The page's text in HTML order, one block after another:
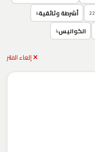
22 أشرطة وثائقية4
الكواليس4
إلغاء الفلتر